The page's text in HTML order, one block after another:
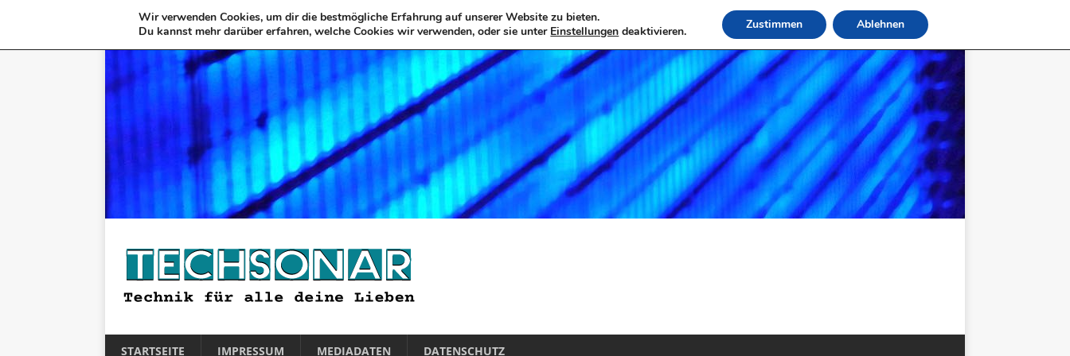
STARTSEITE IMPRESSUM MEDIADATEN DATENSCHUTZ
Wir verwenden Cookies, um dir die bestmögliche Erfahrung auf unserer Website zu bieten.
Du kannst mehr darüber erfahren, welche Cookies wir verwenden, oder sie unter Einstellungen deaktivieren. Zustimmen Ablehnen